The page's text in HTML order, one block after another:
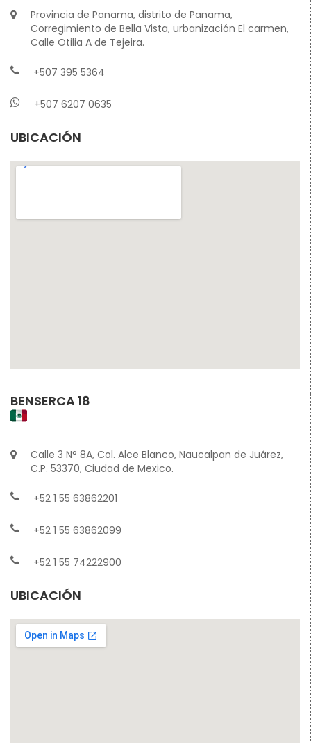
Provincia de Panama, distrito de Panama,
Corregimiento de Bella Vista, urbanización El carmen,
Calle Otilia A de Tejeira.
+507 395 5364
+507 6207 0635
UBICACIÓN
BENSERCA 18
Calle 3 N° 8A, Col. Alce Blanco, Naucalpan de Juárez,
C.P. 53370, Ciudad de Mexico.
+52 1 55 63862201
+52 1 55 63862099
+52 1 55 74222900
UBICACIÓN